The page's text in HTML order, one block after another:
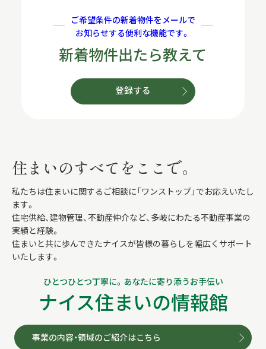
ご希望条件の新着物件をメールで
お知らせする便利な機能です。
新着物件出たら教えて
登録する
ひとつひとつ丁寧に。あなたに寄り添うお手伝い
ナイス住まいの情報館
事業の内容・領域のご紹介はこちら
住まいのすべてをここで。
私たちは住まいに関するご相談に「ワンストップ」でお応えいたし
ます。
住宅供給、建物管理、不動産仲介など、多岐にわたる不動産事業の
実績と経験。
住まいと共に歩んできたナイスが皆様の暮らしを幅広くサポート
いたします。